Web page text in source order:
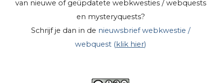
van nieuwe of geüpdatete webkwesties / webquests
en mysteryquests?
Schrijf je dan in de nieuwsbrief webkwestie /
webquest (klik hier)